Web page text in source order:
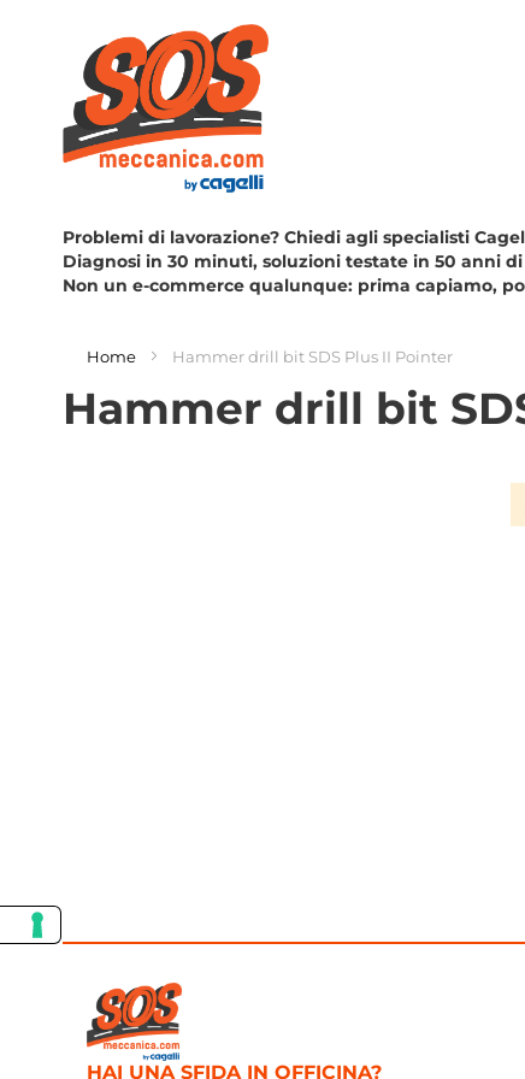
Problemi di lavorazione? Chiedi agli specialisti
Diagnosi in 30 minuti, soluzioni testate in 50 anni
Non un e-commerce qualunque: prima capiamo,
Home Hammer drill bit SDS Plus II Pointer
Hammer drill bit
HAI UNA SFIDA IN OFFICINA?